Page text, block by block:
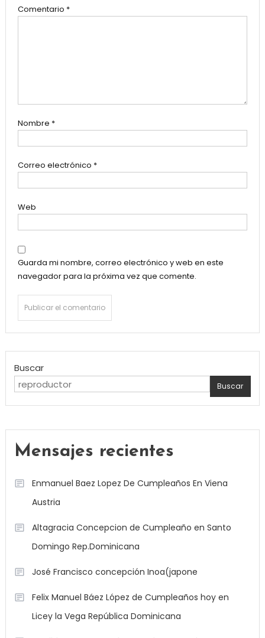
Comentario *
Nombre *
Correo electrónico *
Web
Guarda mi nombre, correo electrónico y web en este
navegador para la próxima vez que comente.
Buscar
Buscar
Mensajes recientes
Enmanuel Baez Lopez De Cumpleaños En Viena
Austria
Altagracia Concepcion de Cumpleaño en Santo
Domingo Rep.Dominicana
José Francisco concepción Inoa(japone
Felix Manuel Báez López de Cumpleaños hoy en
Licey la Vega República Dominicana